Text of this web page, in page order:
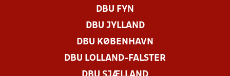
DBU FYN
DBU JYLLAND
DBU KØBENHAVN
DBU LOLLAND-FALSTER